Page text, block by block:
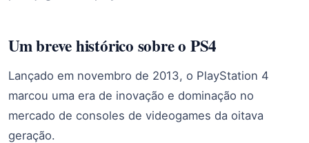
Um breve histórico sobre o PS4
Lançado em novembro de 2013, o PlayStation 4
marcou uma era de inovação e dominação no
mercado de consoles de videogames da oitava
geração.